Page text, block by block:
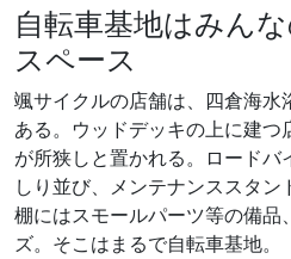
自転車基地はみん
スペース
颯サイクルの店舗は、四倉海水
ある。ウッドデッキの上に建
が所狭しと置かれる。ロードバ
しり並び、メンテナンススタン
棚にはスモールパーツ等の備品
ズ。そこはまるで自転車基地。